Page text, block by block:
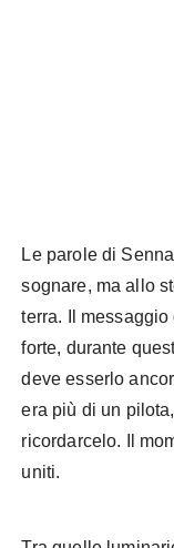
Le parole di
sognare, ma allo
terra. Il
forte, durante
deve esserlo
era più di un
ricordarcelo. Il
uniti.